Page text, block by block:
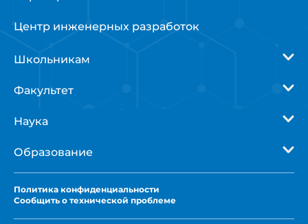
Центр инженерных разработок
Школьникам
Факультет
Наука
Образование
Политика конфиденциальности
Сообщить о технической проблеме